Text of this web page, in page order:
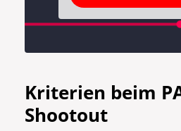
Kriterien beim
Shootout